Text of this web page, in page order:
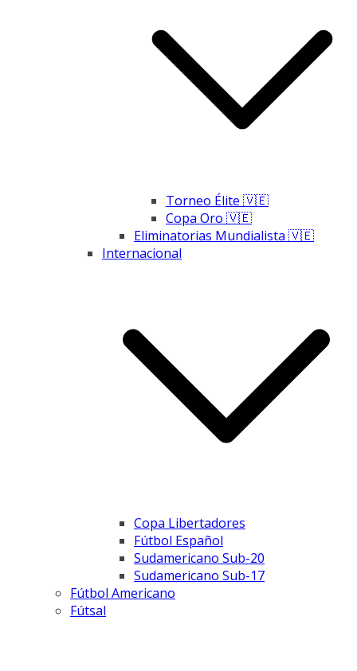
Torneo Élite 🇻🇪
Copa Oro 🇻🇪
Eliminatorias Mundialista 🇻🇪
Internacional
Copa Libertadores
Fútbol Español
Sudamericano Sub-20
Sudamericano Sub-17
Fútbol Americano
Fútsal